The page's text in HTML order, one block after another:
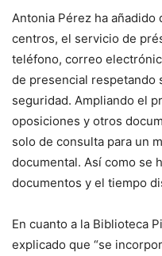
Antonia Pérez ha añadido
centros, el servicio de
teléfono, correo
de presencial respetando
seguridad. Ampliando el
oposiciones y otros
solo de consulta para un
documental. Así como se
documentos y el tiempo
En cuanto a la Biblioteca
explicado que “se